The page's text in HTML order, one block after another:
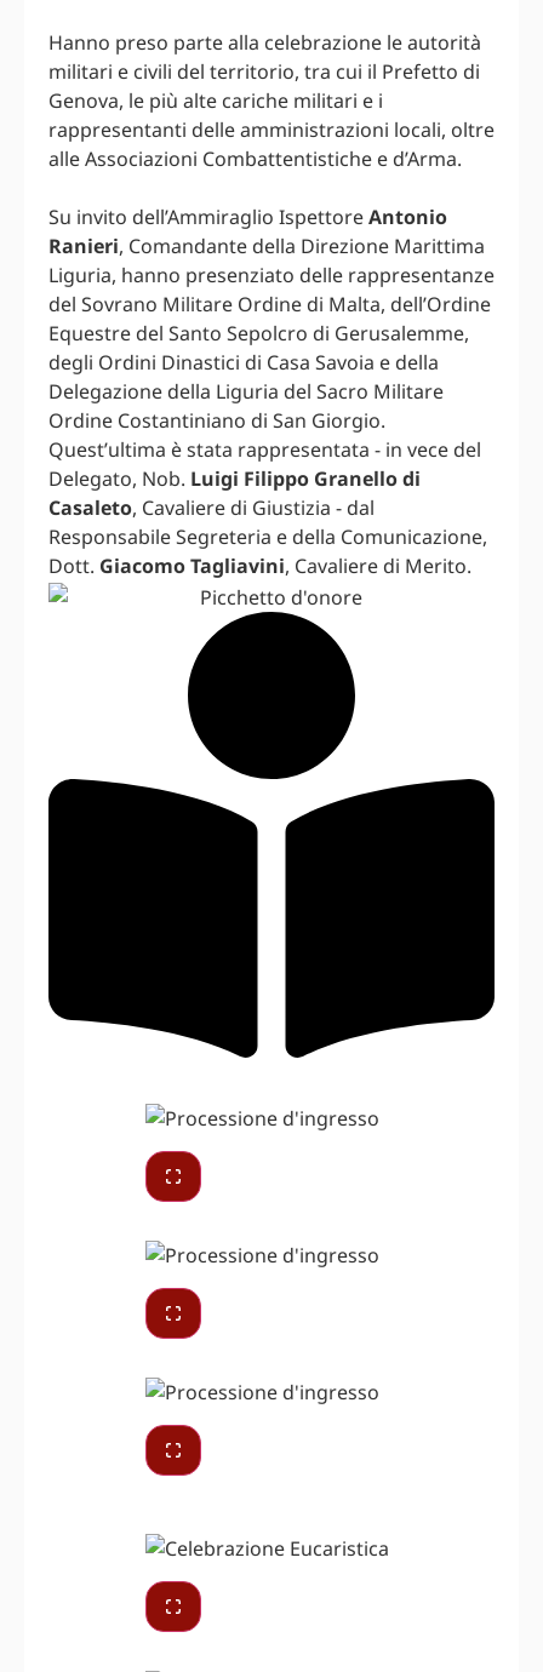
Hanno preso parte alla celebrazione le autorità
militari e civili del territorio, tra cui il Prefetto di
Genova, le più alte cariche militari e i
rappresentanti delle amministrazioni locali, oltre
alle Associazioni Combattentistiche e d’Arma.
Su invito dell’Ammiraglio IspettoreAntonio
Ranieri, Comandante della Direzione Marittima
Liguria, hanno presenziato delle rappresentanze
del Sovrano Militare Ordine di Malta, dell’Ordine
Equestre del Santo Sepolcro di Gerusalemme,
degli Ordini Dinastici di Casa Savoia e della
Delegazione della Liguria del Sacro Militare
Ordine Costantiniano di San Giorgio.
Quest’ultima è stata rappresentata - in vece del
Delegato, Nob. Luigi Filippo Granello di
Casaleto, Cavaliere di Giustizia - dal
Responsabile Segreteria e della Comunicazione,
Dott. Giacomo Tagliavini, Cavaliere di Merito.